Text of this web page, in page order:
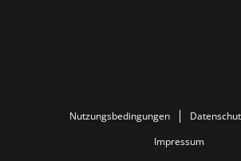
Nutzungsbedingungen
Impressum